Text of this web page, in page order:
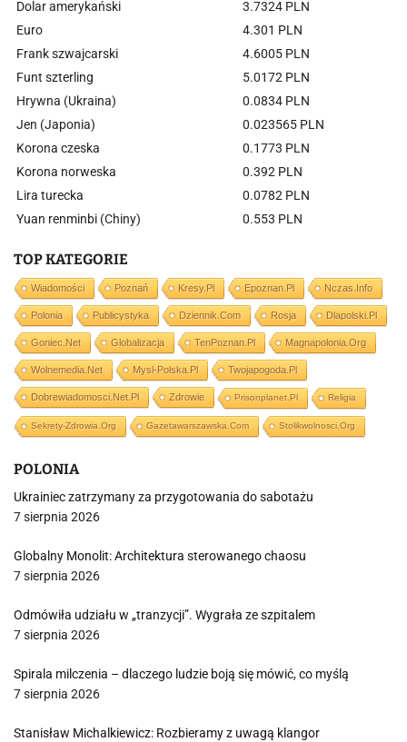
Dolar amerykański
3.7324 PLN
Euro
4.301 PLN
Frank szwajcarski
4.6005 PLN
Funt szterling
5.0172 PLN
Hrywna (Ukraina)
0.0834 PLN
Jen (Japonia)
0.023565 PLN
Korona czeska
0.1773 PLN
Korona norweska
0.392 PLN
Lira turecka
0.0782 PLN
Yuan renminbi (Chiny)
0.553 PLN
TOP KATEGORIE
Wiadomości Poznań Kresy.pl Epoznan.pl Nczas.info
Polonia Publicystyka Dziennik.com Rosja Dlapolski.pl
Goniec.net Globalizacja TenPoznan.pl Magnapolonia.org
Wolnemedia.net Mysl-Polska.pl Twojapogoda.pl
Dobrewiadomosci.net.pl Zdrowie Prisonplanet.pl Religia
Sekrety-Zdrowia.org Gazetawarszawska.com Stolikwolnosci.org
POLONIA
Ukrainiec zatrzymany za przygotowania do sabotażu
7 sierpnia 2026
Globalny Monolit: Architektura sterowanego chaosu
7 sierpnia 2026
Odmówiła udziału w „tranzycji”. Wygrała ze szpitalem
7 sierpnia 2026
Spirala milczenia – dlaczego ludzie boją się mówić, co myślą
7 sierpnia 2026
Stanisław Michalkiewicz: Rozbieramy z uwagą klangor